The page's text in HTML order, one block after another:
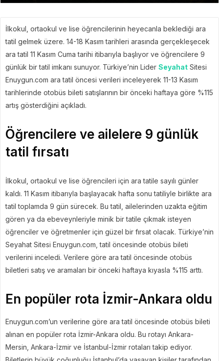
İlkokul, ortaokul ve lise öğrencilerinin heyecanla beklediği ara
tatil gelmek üzere. 14-18 Kasım tarihleri arasında gerçekleşecek
ara tatil 11 Kasım Cuma tarihi itibarıyla başlıyor ve öğrencilere 9
günlük bir tatil imkanı sunuyor. Türkiye’nin Lider Seyahat Sitesi
Enuygun.com ara tatil öncesi verileri inceleyerek 11-13 Kasım
tarihlerinde otobüs bileti satışlarının bir önceki haftaya göre %115
artış gösterdiğini açıkladı.
Öğrencilere ve ailelere 9 günlük
tatil fırsatı
İlkokul, ortaokul ve lise öğrencileri için ara tatile sayılı günler
kaldı. 11 Kasım itibarıyla başlayacak hafta sonu tatiliyle birlikte ara
tatil toplamda 9 gün sürecek. Bu tatil, ailelerinden uzakta eğitim
gören ya da ebeveynleriyle minik bir tatile çıkmak isteyen
öğrenciler ve öğretmenler için güzel bir fırsat olacak. Türkiye’nin
Seyahat Sitesi Enuygun.com, tatil öncesinde otobüs bileti
verilerini inceledi. Verilere göre ara tatil öncesinde otobüs
biletleri satış ve aramaları bir önceki haftaya kıyasla %115 arttı.
En popüler rota İzmir-Ankara oldu
Enuygun.com’un verilerine göre ara tatil öncesinde otobüs bileti
alınan en popüler rota İzmir-Ankara oldu. Bu rotayı Ankara-
Mersin, Ankara-İzmir ve İstanbul-İzmir rotaları takip ediyor.